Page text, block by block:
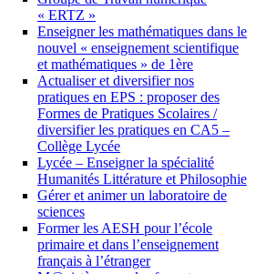
« ERTZ »
Enseigner les mathématiques dans le
nouvel « enseignement scientifique
et mathématiques » de 1ère
Actualiser et diversifier nos
pratiques en EPS : proposer des
Formes de Pratiques Scolaires /
diversifier les pratiques en CA5 –
Collège Lycée
Lycée – Enseigner la spécialité
Humanités Littérature et Philosophie
Gérer et animer un laboratoire de
sciences
Former les AESH pour l’école
primaire et dans l’enseignement
français à l’étranger